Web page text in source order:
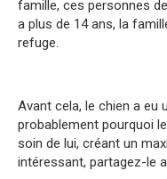
famille, ces personnes
a plus de 14 ans, la
refuge.
Avant cela, le chien a eu
probablement pourquoi
soin de lui, créant un
intéressant, partagez-le